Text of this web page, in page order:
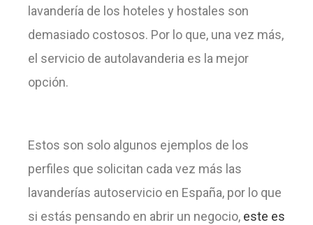
lavandería de los hoteles y hostales son
demasiado costosos. Por lo que, una vez más,
el servicio de autolavanderia es la mejor
opción.
Estos son solo algunos ejemplos de los
perfiles que solicitan cada vez más las
lavanderías autoservicio en España, por lo que
si estás pensando en abrir un negocio, este es